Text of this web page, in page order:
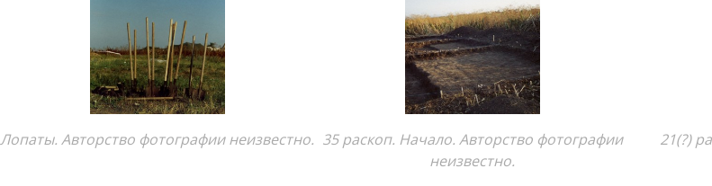
Лопаты. Авторство фотографии неизвестно. 35 раскоп. Начало. Авторство фотографии
неизвестно.
21(?)